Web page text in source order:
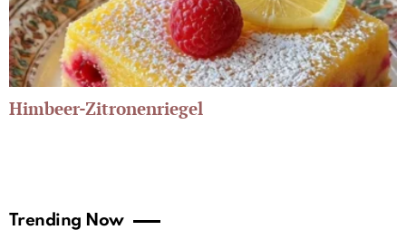
Himbeer-Zitronenriegel
Trending Now